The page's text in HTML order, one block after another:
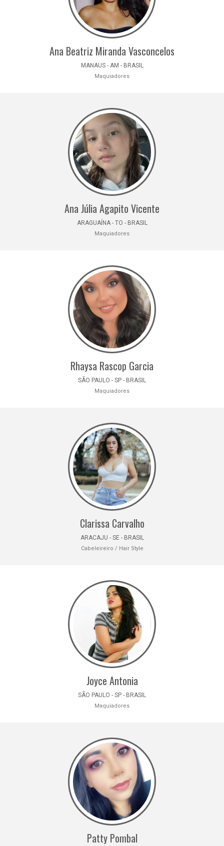
Ana Beatriz Miranda Vasconcelos
MANAUS - AM - BRASIL
Maquiadores
Ana Júlia Agapito Vicente
ARAGUAÍNA - TO - BRASIL
Maquiadores
Rhaysa Rascop Garcia
SÃO PAULO - SP - BRASIL
Maquiadores
Clarissa Carvalho
ARACAJU - SE - BRASIL
Cabeleireiro / Hair Style
Joyce Antonia
SÃO PAULO - SP - BRASIL
Maquiadores
Patty Pombal